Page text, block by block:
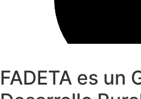
FADETA es un